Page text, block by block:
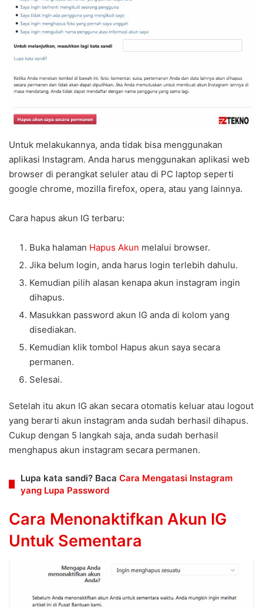
Untuk melakukannya, anda tidak bisa menggunakan
aplikasi Instagram. Anda harus menggunakan aplikasi web
browser di perangkat seluler atau di PC laptop seperti
google chrome, mozilla firefox, opera, atau yang lainnya.
Cara hapus akun IG terbaru:
Buka halaman Hapus Akun melalui browser.
Jika belum login, anda harus login terlebih dahulu.
Kemudian pilih alasan kenapa akun instagram ingin
dihapus.
Masukkan password akun IG anda di kolom yang
disediakan.
Kemudian klik tombol Hapus akun saya secara
permanen.
Selesai.
Setelah itu akun IG akan secara otomatis keluar atau logout
yang berarti akun instagram anda sudah berhasil dihapus.
Cukup dengan 5 langkah saja, anda sudah berhasil
menghapus akun instagram secara permanen.
Lupa kata sandi? Baca Cara Mengatasi Instagram
yang Lupa Password
Cara Menonaktifkan Akun IG
Untuk Sementara